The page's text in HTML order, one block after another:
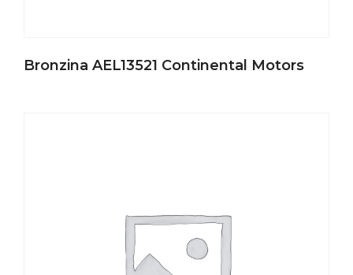
Bronzina AEL13521 Continental Motors